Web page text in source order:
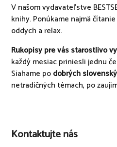
V našom vydavateľstve
knihy. Ponúkame najmä
oddych a relax.
Rukopisy pre vás starostlivo
každý mesiac priniesli jednu
Siahame podobrých
netradičných témach, po
Kontaktujte nás